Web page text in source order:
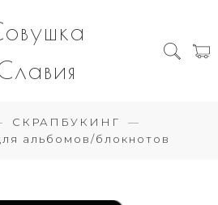
СКРАПБУКИНГ
альбомов/блокнотов